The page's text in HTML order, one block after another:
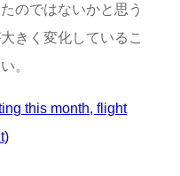
のではないかと思う
きく変化しているこ
。
this month, flight